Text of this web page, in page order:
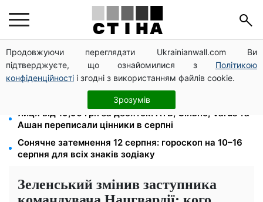
Продовжуючи переглядати Ukrainianwall.com Ви
підтверджуєте, що ознайомилися з Політикою
конфіденційності і згодні з використанням файлів cookie.
Зрозумів
Бензин від 77,90 грн, дизель до 97,90: ціни на
пальне на АЗС 8 серпня не змінилися
Фейкові сайти сервісних центрів МВС: шахраї
виманюють гроші у водіїв перед виїздом за кордон
Яйця від 19,90 грн за десяток: АТБ, Сільпо, Varus та
Ашан переписали цінники в серпні
Сонячне затемнення 12 серпня: гороскоп на 10–16
серпня для всіх знаків зодіаку
Зеленський змінив заступника